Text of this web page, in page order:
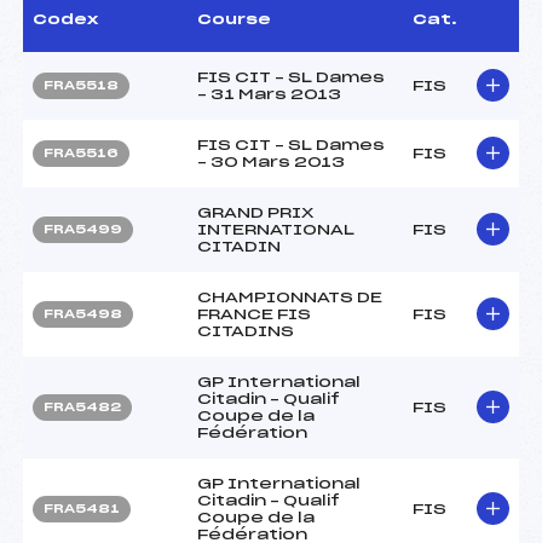
Codex Course Cat.
FRA5518
FIS CIT – SL Dames
– 31 Mars 2013
FIS
FRA5516
FIS CIT – SL Dames
– 30 Mars 2013
FIS
FRA5499
GRAND PRIX
INTERNATIONAL
CITADIN
FIS
FRA5498
CHAMPIONNATS DE
FRANCE FIS
CITADINS
FIS
FRA5482
GP International
Citadin – Qualif
Coupe de la
Fédération
FIS
FRA5481
GP International
Citadin – Qualif
Coupe de la
Fédération
FIS